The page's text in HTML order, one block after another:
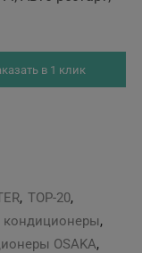
в 1 клик
, TOP-20,
,
OSAKA,